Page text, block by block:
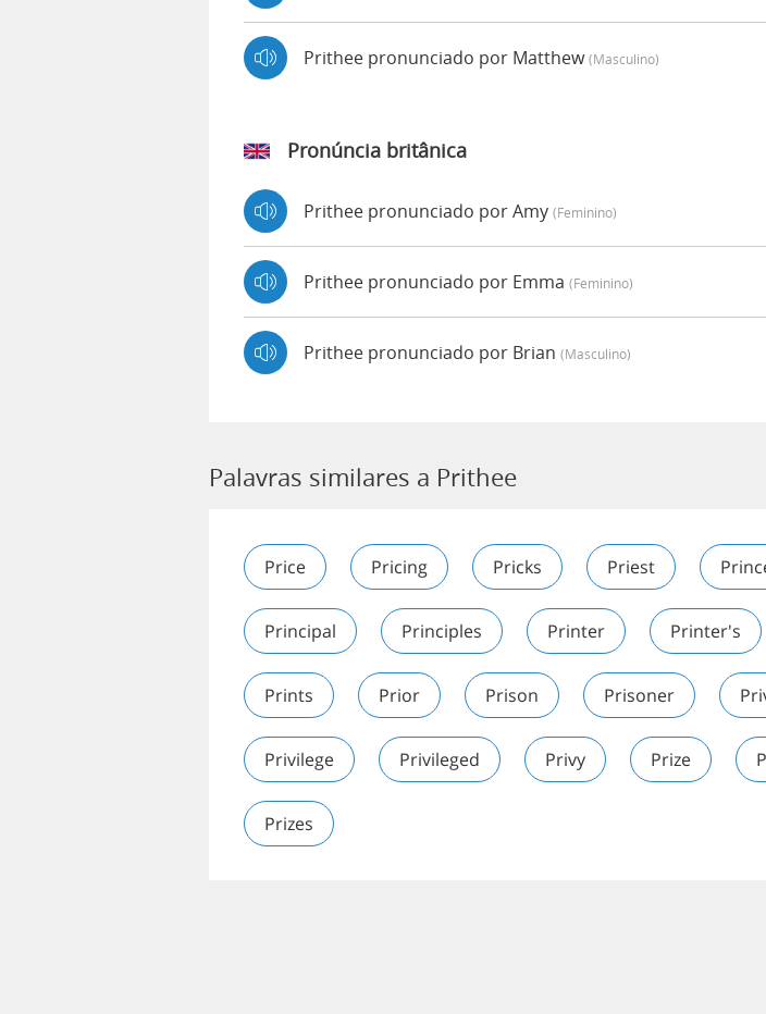
Prithee pronunciado por Matthew(masculino)
Pronúncia britânica
Prithee pronunciado por Amy (feminino)
Prithee pronunciado por Emma (feminino)
Prithee pronunciado por Brian (masculino)
Palavras similares a Prithee
Price Pricing Pricks Priest
Principal Principles Printer Printer's
Prints Prior Prison Prisoner
Privilege Privileged Privy Prize
Prizes